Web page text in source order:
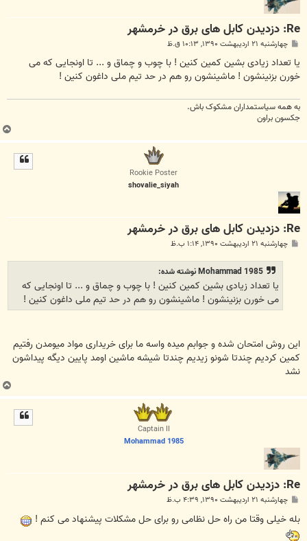
Re: دزدیدن کابل های برق در خرمشهر
س
ت
چهارشنبه ۲۱ اردیبهشت ۱۳۹۰, ۱۰:۱۳ ق.ظ
یا تعداد زیادی بشین کمین کنین ! با چوب و چماق و ... تا اونجایی که می
خورن بزنینشون ! ماشینشون رو هم در حد تیم ملی داغون کنین !
به همه سياستمداران مشکوک باش.
جکسون براون
Rookie Poster
shovalie_siyah
Re: دزدیدن کابل های برق در خرمشهر
س
چهارشنبه ۲۱ اردیبهشت ۱۳۹۰, ۱:۱۴ ب.ظ
Mohammad 1985 نوشته شده:
یا تعداد زیادی بشین کمین کنین ! با چوب و چماق و ... تا اونجایی که
می خورن بزنینشون ! ماشینشون رو هم در حد تیم ملی داغون کنین !
این روش امتحان شده و جوابم میده واسه ما برای خریداری مواد میومدن رفتیم
کمین کردیم چندتا شونو زیدیم چندتا شیشه ماشین اومد پایین دیگه پیداشون
نشد
Captain II
Mohammad 1985
Re: دزدیدن کابل های برق در خرمشهر
س
ت
چهارشنبه ۲۱ اردیبهشت ۱۳۹۰, ۴:۳۹ ب.ظ
بله خیلی وقتا من راه حل نظامی رو برای حل مشکلات پیشنهاد می کنم !